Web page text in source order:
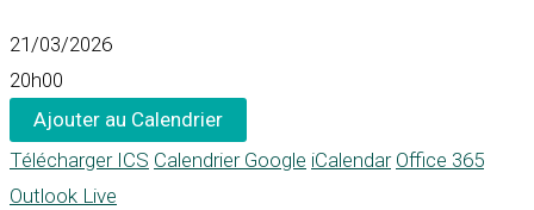
21/03/2026
20h00
Ajouter au Calendrier
Télécharger ICS Calendrier Google iCalendar Office 365
Outlook Live